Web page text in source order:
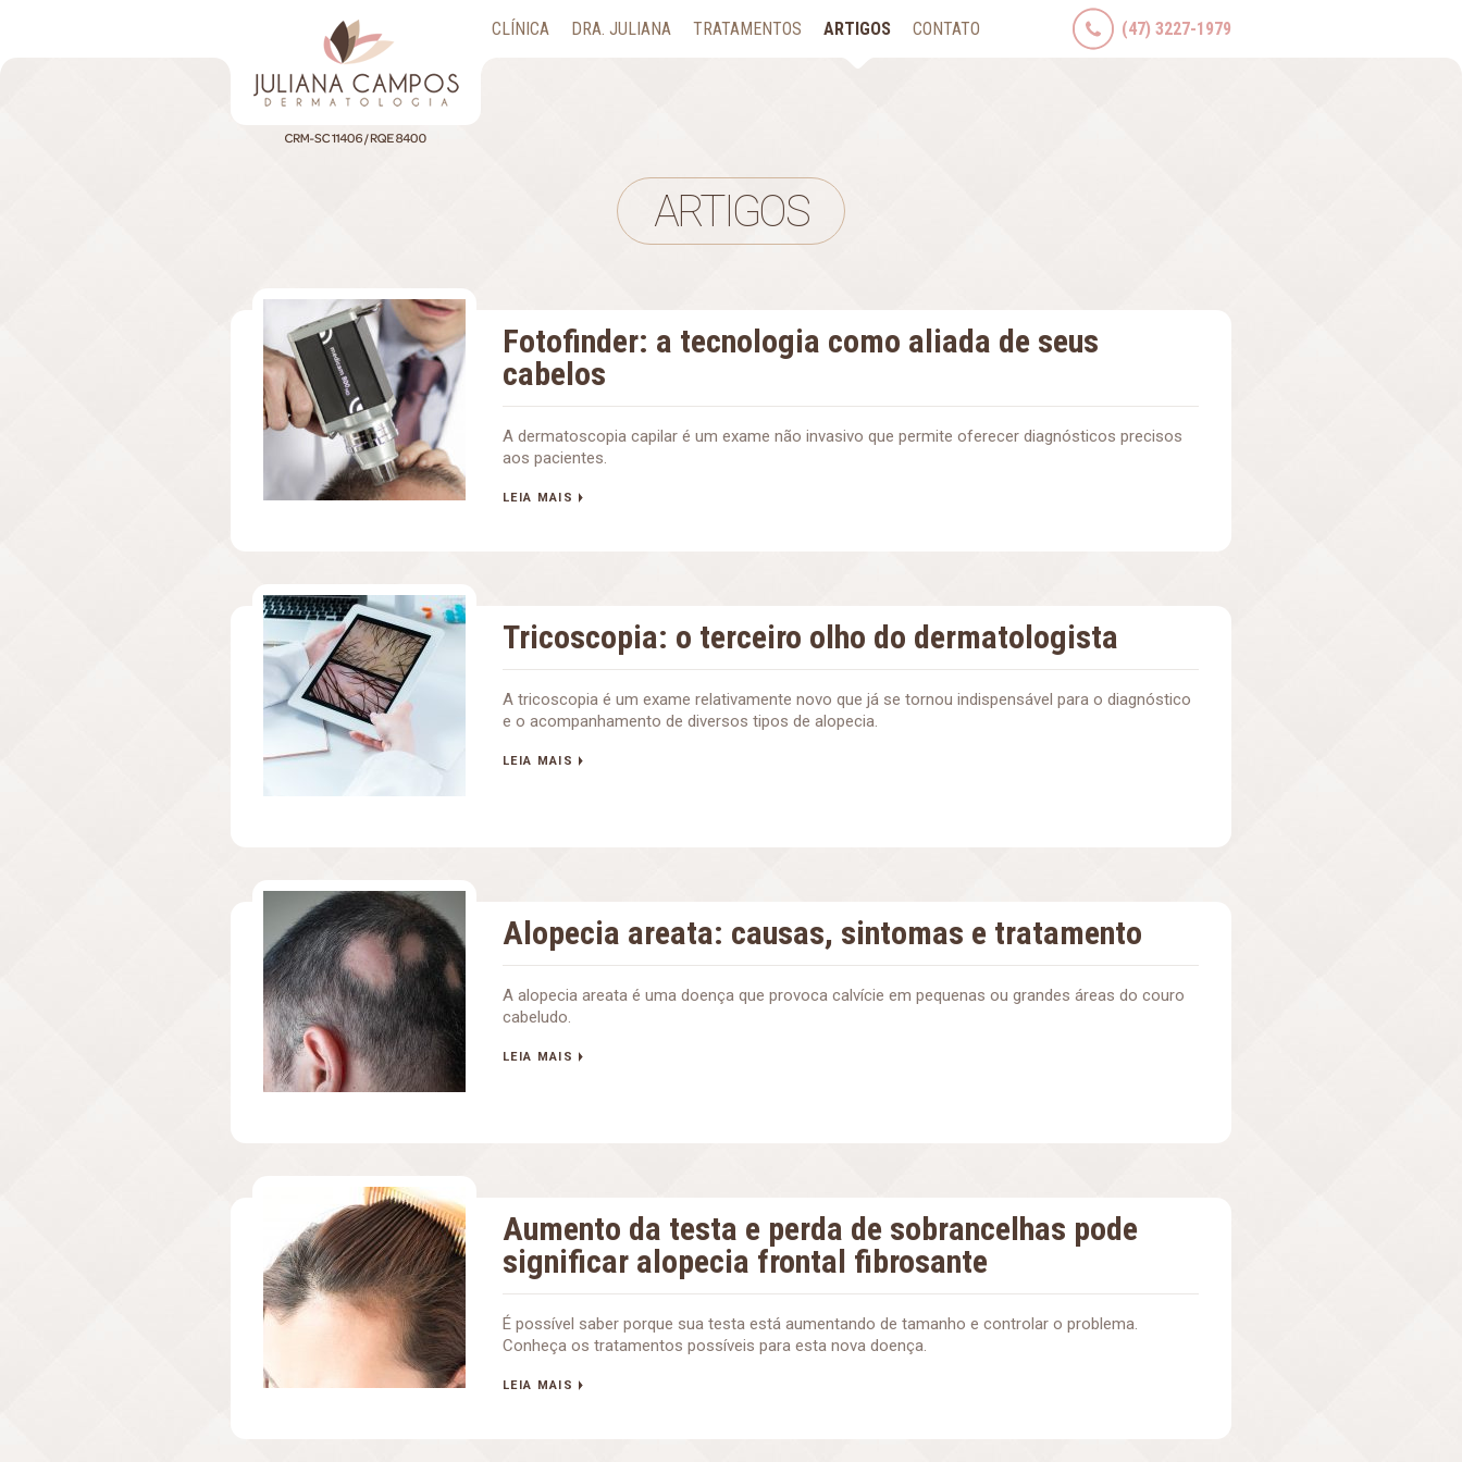
CLÍNICA DRA. JULIANA TRATAMENTOS ARTIGOS CONTATO (47) 3227-1979
ARTIGOS
Fotofinder: a tecnologia como aliada de seus
cabelos
A dermatoscopia capilar é um exame não invasivo que permite oferecer diagnósticos precisos
aos pacientes.
LEIA MAIS
Tricoscopia: o terceiro olho do dermatologista
A tricoscopia é um exame relativamente novo que já se tornou indispensável para o diagnóstico
e o acompanhamento de diversos tipos de alopecia.
LEIA MAIS
Alopecia areata: causas, sintomas e tratamento
A alopecia areata é uma doença que provoca calvície em pequenas ou grandes áreas do couro
cabeludo.
LEIA MAIS
Aumento da testa e perda de sobrancelhas pode
significar alopecia frontal fibrosante
É possível saber porque sua testa está aumentando de tamanho e controlar o problema.
Conheça os tratamentos possíveis para esta nova doença.
LEIA MAIS